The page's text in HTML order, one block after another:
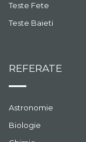
Teste Fete
Teste Baieti
REFERATE
Astronomie
Biologie